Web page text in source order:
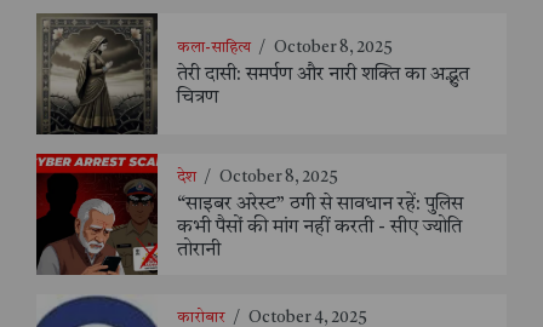
कला-साहित्य / October 8, 2025
तेरी दासी: समर्पण और नारी शक्ति का अद्भुत
चित्रण
देश / October 8, 2025
“साइबर अरेस्ट” ठगी से सावधान रहें: पुलिस
कभी पैसों की मांग नहीं करती - सीए ज्योति
तोरानी
कारोबार / October 4, 2025